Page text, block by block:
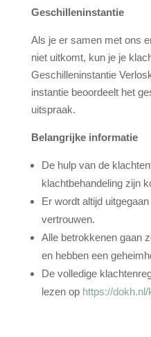
Geschilleninstantie
Als je er samen met ons
niet uitkomt, kun je je
Geschilleninstantie
instantie beoordeelt het
uitspraak.
Belangrijke informatie
De hulp van de
klachtbehandeling zijn
Er wordt altijd
vertrouwen.
Alle betrokkenen gaan
en hebben een
De volledige
lezen op https://